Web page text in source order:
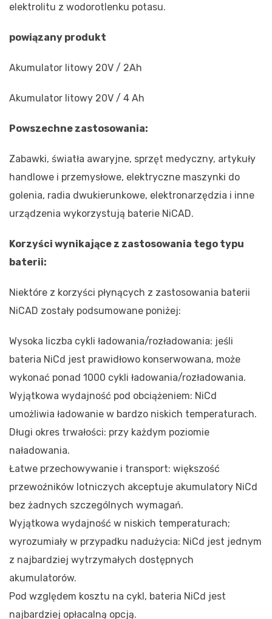
elektrolitu z wodorotlenku potasu.
powiązany produkt
Akumulator litowy 20V / 2Ah
Akumulator litowy 20V / 4 Ah
Powszechne zastosowania:
Zabawki, światła awaryjne, sprzęt medyczny, artykuły
handlowe i przemysłowe, elektryczne maszynki do
golenia, radia dwukierunkowe, elektronarzędzia i inne
urządzenia wykorzystują baterie NiCAD.
Korzyści wynikające z zastosowania tego typu
baterii:
Niektóre z korzyści płynących z zastosowania baterii
NiCAD zostały podsumowane poniżej:
Wysoka liczba cykli ładowania/rozładowania: jeśli
bateria NiCd jest prawidłowo konserwowana, może
wykonać ponad 1000 cykli ładowania/rozładowania.
Wyjątkowa wydajność pod obciążeniem: NiCd
umożliwia ładowanie w bardzo niskich temperaturach.
Długi okres trwałości: przy każdym poziomie
naładowania.
Łatwe przechowywanie i transport: większość
przewoźników lotniczych akceptuje akumulatory NiCd
bez żadnych szczególnych wymagań.
Wyjątkowa wydajność w niskich temperaturach;
wyrozumiały w przypadku nadużycia: NiCd jest jednym
z najbardziej wytrzymałych dostępnych
akumulatorów.
Pod względem kosztu na cykl, bateria NiCd jest
najbardziej opłacalną opcją.